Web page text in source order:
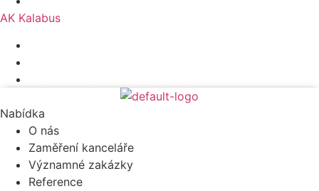
AK Kalabus
Nabídka
O nás
Zaměření kanceláře
Významné zakázky
Reference